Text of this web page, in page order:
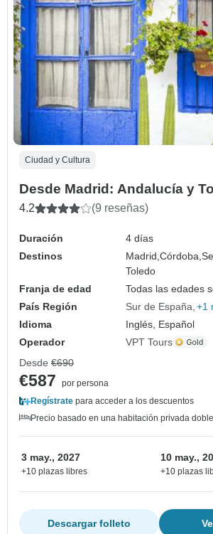
Ciudad y Cultura
Desde Madrid: Andalucía y
4.2 (9 reseñas)
Duración
4 días
Destinos
Madrid,Córdoba,
Toledo
Franja de edad
Todas las edades
País Región
Sur de España +1
Idioma
Inglés, Español
Operador
VPT Tours
Desde €690
€587
por persona
Regístrate para acceder a los descuentos
Precio basado en una habitación privada doble
3 may., 2027
+10 plazas libres
10 may.,
+10 plazas
Descargar folleto